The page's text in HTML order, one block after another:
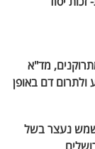
מד"א
ולתרום דם באופן
מבית שמש נעצר בשל